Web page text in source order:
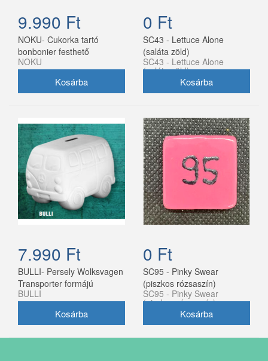
9.990 Ft
NOKU- Cukorka tartó
bonbonier festhető
NOKU
0 Ft
SC43 - Lettuce Alone
(saláta zöld)
SC43 - Lettuce Alone
(saláta zöld)
7.990 Ft
BULLI- Persely Wolksvagen
Transporter formájú
BULLI
0 Ft
SC95 - Pinky Swear
(piszkos rózsaszín)
SC95 - Pinky Swear
(piszkos rózsaszín)